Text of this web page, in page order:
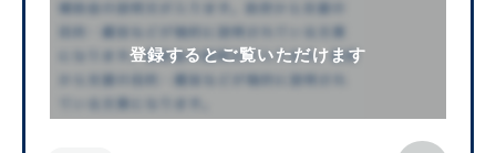
登録するとご覧いただけます